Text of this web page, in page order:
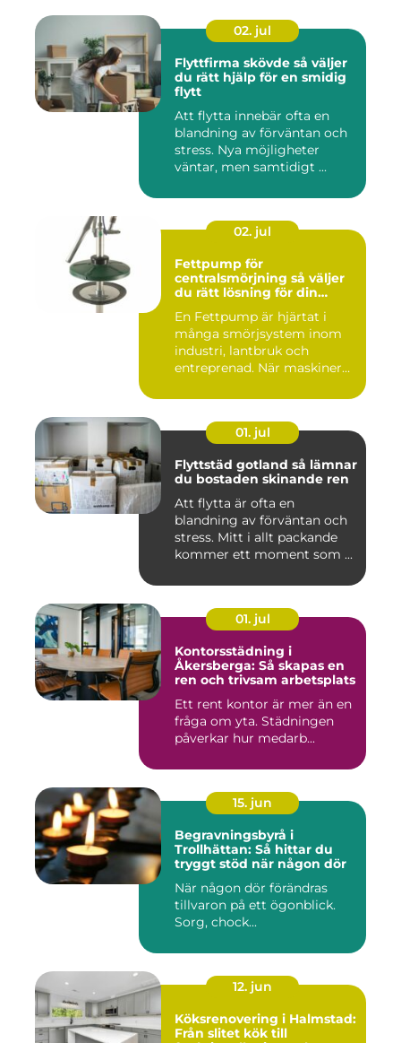
02. jul
Flyttfirma skövde så väljer
du rätt hjälp för en smidig
flytt
Att flytta innebär ofta en
blandning av förväntan och
stress. Nya möjligheter
väntar, men samtidigt ...
02. jul
Fettpump för
centralsmörjning så väljer
du rätt lösning för din
En Fettpump är hjärtat i
många smörjsystem inom
industri, lantbruk och
entreprenad. När maskiner
01. jul
Flyttstäd gotland så lämnar
du bostaden skinande ren
Att flytta är ofta en
blandning av förväntan och
stress. Mitt i allt packande
kommer ett moment som ...
01. jul
Kontorsstädning i
Åkersberga: Så skapas en
ren och trivsam arbetsplats
Ett rent kontor är mer än en
fråga om yta. Städningen
påverkar hur medarb...
15. jun
Begravningsbyrå i
Trollhättan: Så hittar du
tryggt stöd när någon dör
När någon dör förändras
tillvaron på ett ögonblick.
Sorg, chock...
12. jun
Köksrenovering i Halmstad:
Från slitet kök till